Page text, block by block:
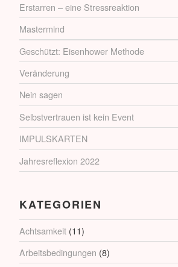
Erstarren – eine Stressreaktion
Mastermind
Geschützt: Eisenhower Methode
Veränderung
Nein sagen
Selbstvertrauen ist kein Event
IMPULSKARTEN
Jahresreflexion 2022
KATEGORIEN
Achtsamkeit (11)
Arbeitsbedingungen (8)